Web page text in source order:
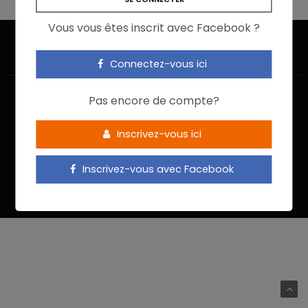
Vous vous êtes inscrit avec Facebook ?
Connectez-vous ici
Pas encore de compte?
Inscrivez-vous ici
Inscrivez-vous avec Facebook
ACCUEIL JE M’INSCRIS
NOUS CONTACTER
MENTIONS LÉGALES
POLITIQUE DE CONFIDENTIALITÉ
Food In Action © 2022